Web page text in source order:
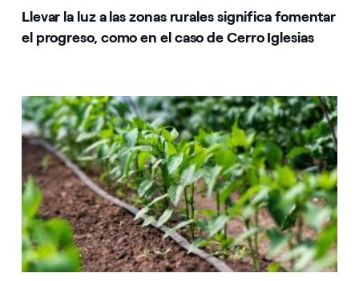
Llevar la luz a las zonas rurales significa fomentar
el progreso, como en el caso de Cerro Iglesias